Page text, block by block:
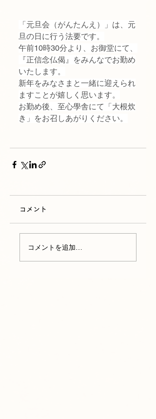
「元旦会（がんたんえ）」は、元
旦の日に行う法要です。
午前10時30分より、お御堂にて、
『正信念仏偈』をみんなでお勤め
いたします。
新年をみなさまと一緒に迎えられ
ますことが嬉しく思います。
お勤め後、至心學舎にて「大根炊
き」をお召しあがりください。
コメント
コメントを追加…